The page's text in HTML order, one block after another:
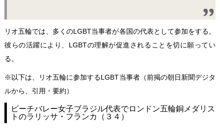
リオ五輪では、多くのLGBT当事者が各国の代表として参加をする。
彼らの活躍により、LGBTの理解が促進されることを切に願ってい
る。
※以下は、リオ五輪に参加するLGBT当事者（前掲の朝日新聞デジタ
ルから、引用・要約）
ビーチバレー女子ブラジル代表でロンドン五輪銅メダリス
トのラリッサ・フランカ（３４）